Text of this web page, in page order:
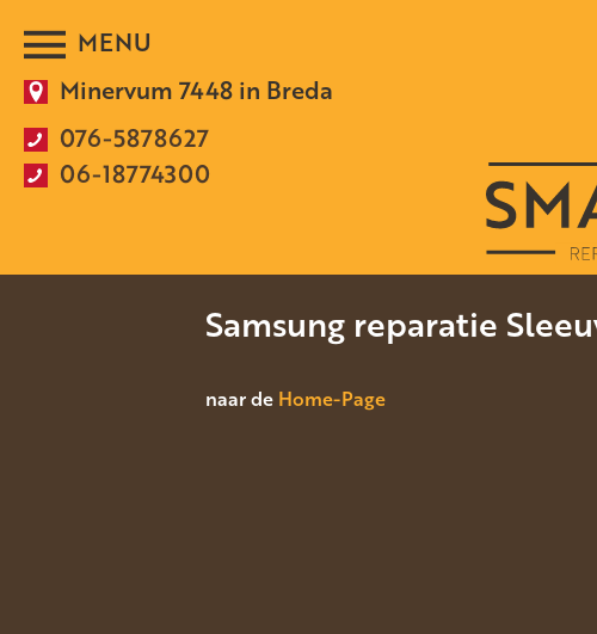
Minervum 7448 in Breda
076-5878627
06-18774300
Samsung reparatie
naar de Home-Page